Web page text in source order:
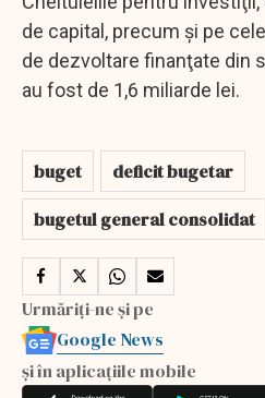
de capital, precum şi pe
de dezvoltare finanţate din
au fost de 1,6 miliarde lei.
buget
deficit bugetar
bugetul general consolidat
Urmăriți-ne și pe
Google News
și în aplicațiile mobile